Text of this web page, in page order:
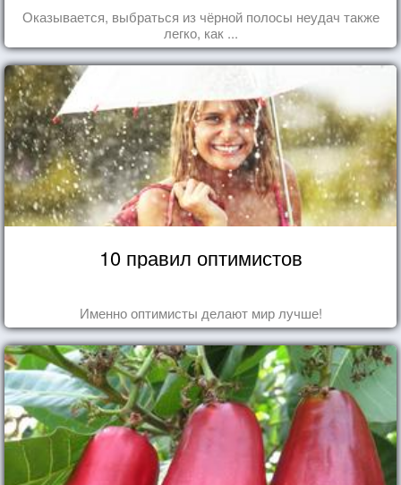
Оказывается, выбраться из чёрной полосы неудач также
легко, как ...
10 правил оптимистов
Именно оптимисты делают мир лучше!